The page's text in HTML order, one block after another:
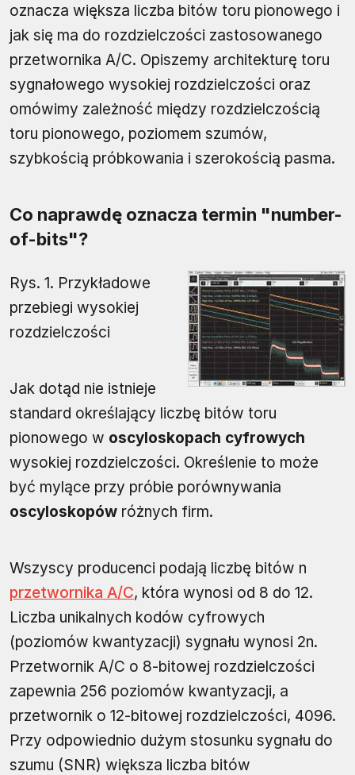
oznacza większa liczba bitów toru pionowego i
jak się ma do rozdzielczości zastosowanego
przetwornika A/C. Opiszemy architekturę toru
sygnałowego wysokiej rozdzielczości oraz
omówimy zależność między rozdzielczością
toru pionowego, poziomem szumów,
szybkością próbkowania i szerokością pasma.
Co naprawdę oznacza termin "number-
of-bits"?
Rys. 1. Przykładowe
przebiegi wysokiej
rozdzielczości
Jak dotąd nie istnieje
standard określający liczbę bitów toru
pionowego w oscyloskopach cyfrowych
wysokiej rozdzielczości. Określenie to może
być mylące przy próbie porównywania
oscyloskopów różnych firm.
Wszyscy producenci podają liczbę bitów n
przetwornika A/C, która wynosi od 8 do 12.
Liczba unikalnych kodów cyfrowych
(poziomów kwantyzacji) sygnału wynosi 2n.
Przetwornik A/C o 8-bitowej rozdzielczości
zapewnia 256 poziomów kwantyzacji, a
przetwornik o 12-bitowej rozdzielczości, 4096.
Przy odpowiednio dużym stosunku sygnału do
szumu (SNR) większa liczba bitów